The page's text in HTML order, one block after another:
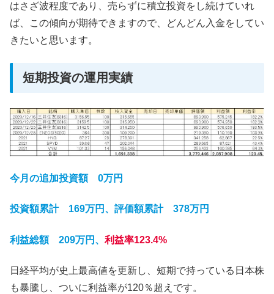
はさざ波程度であり、売らずに積立投資をし続けていれ
ば、この傾向が期待できますので、どんどん入金をしてい
きたいと思います。
短期投資の運用実績
今月の追加投資額 0万円
投資額累計 169万円、評価額累計 378万円
利益総額 209万円、 利益率123.4%
日経平均が史上最高値を更新し、短期で持っている日本株
も暴騰し、ついに利益率が120％超えです。